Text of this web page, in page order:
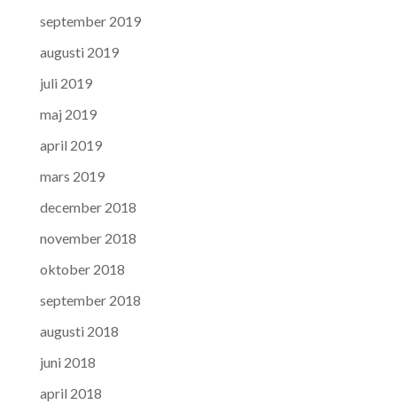
september 2019
augusti 2019
juli 2019
maj 2019
april 2019
mars 2019
december 2018
november 2018
oktober 2018
september 2018
augusti 2018
juni 2018
april 2018